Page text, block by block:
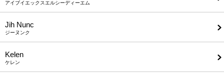
アイブイエックスエルシーディーエム
Jih Nunc
ジーヌンク
Kelen
ケレン